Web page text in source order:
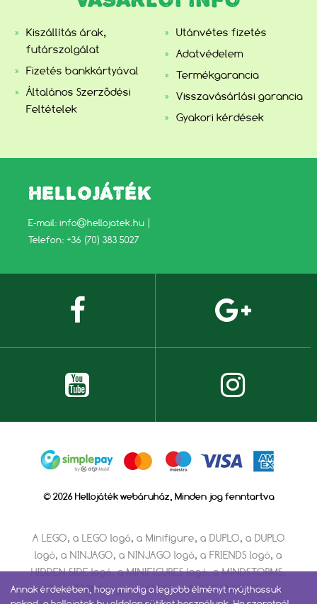
Kiszállítás árak,
futárszolgálat
Fizetés bankkártyával
Általános Szerződési
Feltételek
Utánvétes fizetés
Adatvédelem
Termékgarancia
Visszavásárlási garancia
Gyakori kérdések
HELLOJÁTÉK
E-mail: info@hellojatek.hu
Telefon: +36 (70) 383 5027
© 2026 Hellojáték webáruház, Minden jog fenntartva
A LEGO, a LEGO logó, a Minifigure, a DUPLO, a DUPLO
logó, a NINJAGO, a NINJAGO logó, a FRIENDS logó, a
HIDDEN SIDE logó, a MINIFIGURES logó, a MINDSTORMS,
a MINDSTORMS logó, a VIDIYO, a NEXO KNIGHTS és a
Annak érdekében, hogy mindig a legjobb élményt nyújthassuk